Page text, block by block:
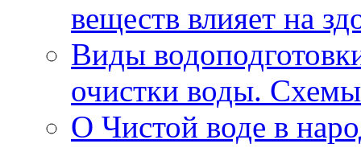
веществ влияет на
Виды
очистки воды.
О Чистой воде в